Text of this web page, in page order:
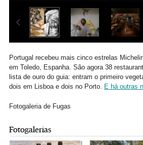
Portugal recebeu mais cinco estrelas
em Toledo, Espanha. São agora 38
lista de ouro do guia: entram o primeiro
dois em Lisboa e dois no Porto. E há outras
Fotogaleria de Fugas
Fotogalerias